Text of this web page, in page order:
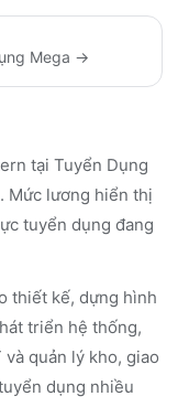
Mega →
tại Tuyển Dụng
Mức lương hiển thị
tuyển dụng đang
thiết kế, dựng hình
triển hệ thống,
quản lý kho, giao
dụng nhiều